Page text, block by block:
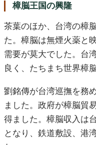
樟脳王国の興隆
茶葉のほか、台湾の樟
た。樟脳は無煙火薬と
需要が莫大でした。台
良く、たちまち世界樟
劉銘傳が台湾巡撫を務
ました。政府が樟脳貿
得ました。樟脳収入は
となり、鉄道敷設、港